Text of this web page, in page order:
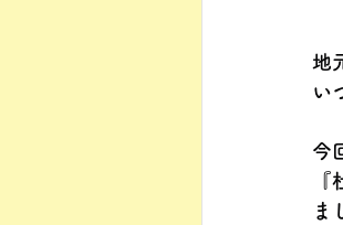
地
い
今
ま